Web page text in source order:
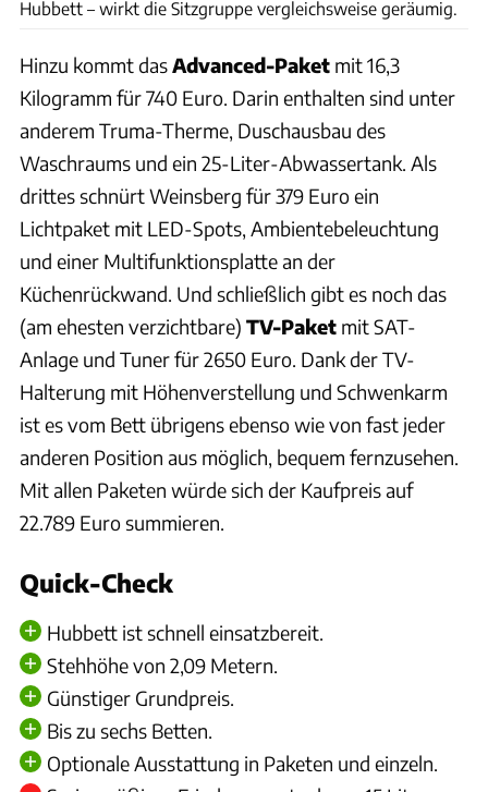
Hubbett – wirkt die Sitzgruppe vergleichsweise geräumig.
Hinzu kommt dasAdvanced-Paket mit 16,3
Kilogramm für 740 Euro. Darin enthalten sind unter
anderem Truma-Therme, Duschausbau des
Waschraums und ein 25-Liter-Abwassertank. Als
drittes schnürt Weinsberg für 379 Euro ein
Lichtpaket mit LED-Spots, Ambientebeleuchtung
und einer Multifunktionsplatte an der
Küchenrückwand. Und schließlich gibt es noch das
(am ehesten verzichtbare) TV-Paket mit SAT-
Anlage und Tuner für 2650 Euro. Dank der TV-
Halterung mit Höhenverstellung und Schwenkarm
ist es vom Bett übrigens ebenso wie von fast jeder
anderen Position aus möglich, bequem fernzusehen.
Mit allen Paketen würde sich der Kaufpreis auf
22.789 Euro summieren.
Quick-Check
Hubbett ist schnell einsatzbereit.
Stehhöhe von 2,09 Metern.
Günstiger Grundpreis.
Bis zu sechs Betten.
Optionale Ausstattung in Paketen und einzeln.